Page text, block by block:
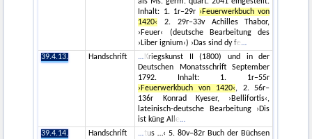
als Ms. germ. quart. 2041 eingestellt.
Inhalt: 1. 1r–29r ›Feuerwerkbuch von
1420‹
2. 29r–33v Achilles Thabor,
›Feuer‹ (deutsche Bearbeitung des
›Liber ignium‹) ›Das sind dy fe
39.4.13.
Handschrift
Kriegskunst II (1800) und in der
Deutschen Monatsschrift September
1792. Inhalt: 1. 1r–55r
›Feuerwerkbuch von 1420‹, 2. 56r–
136r Konrad Kyeser, ›Bellifortis‹,
lateinisch-deutsche Bearbeitung ›Dis
ist küng Alle
39.4.14.
Handschrift
tus …‹ 5. 80v–82r Buch der Büchsen